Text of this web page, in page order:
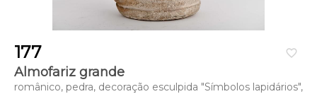
favorite_border
177
Almofariz grande
românico, pedra, decoração esculpida "Símbolos lapidários",